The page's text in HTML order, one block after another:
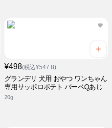
¥498(税込¥547.8)
グランデリ 犬用 おやつ ワンちゃん
専用サッポロポテト バーベQあじ
20g